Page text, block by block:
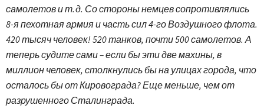
самолетов и т.д. Со стороны немцев сопротивлялись
8-я пехотная армия и часть сил 4-го Воздушного флота.
420 тысяч человек! 520 танков, почти 500 самолетов. А
теперь судите сами – если бы эти две махины, в
миллион человек, столкнулись бы на улицах города, что
осталось бы от Кировограда? Еще меньше, чем от
разрушенного Сталинграда.